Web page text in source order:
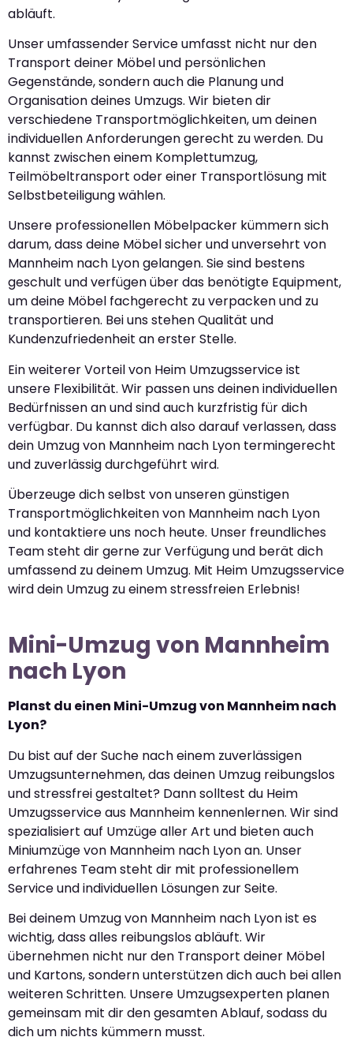
abläuft.
Unser umfassender Service umfasst nicht nur den
Transport deiner Möbel und persönlichen
Gegenstände, sondern auch die Planung und
Organisation deines Umzugs. Wir bieten dir
verschiedene Transportmöglichkeiten, um deinen
individuellen Anforderungen gerecht zu werden. Du
kannst zwischen einem Komplettumzug,
Teilmöbeltransport oder einer Transportlösung mit
Selbstbeteiligung wählen.
Unsere professionellen Möbelpacker kümmern sich
darum, dass deine Möbel sicher und unversehrt von
Mannheim nach Lyon gelangen. Sie sind bestens
geschult und verfügen über das benötigte Equipment,
um deine Möbel fachgerecht zu verpacken und zu
transportieren. Bei uns stehen Qualität und
Kundenzufriedenheit an erster Stelle.
Ein weiterer Vorteil von Heim Umzugsservice ist
unsere Flexibilität. Wir passen uns deinen individuellen
Bedürfnissen an und sind auch kurzfristig für dich
verfügbar. Du kannst dich also darauf verlassen, dass
dein Umzug von Mannheim nach Lyon termingerecht
und zuverlässig durchgeführt wird.
Überzeuge dich selbst von unseren günstigen
Transportmöglichkeiten von Mannheim nach Lyon
und kontaktiere uns noch heute. Unser freundliches
Team steht dir gerne zur Verfügung und berät dich
umfassend zu deinem Umzug. Mit Heim Umzugsservice
wird dein Umzug zu einem stressfreien Erlebnis!
Mini-Umzug von Mannheim
nach Lyon
Planst du einen Mini-Umzug von Mannheim nach
Lyon?
Du bist auf der Suche nach einem zuverlässigen
Umzugsunternehmen, das deinen Umzug reibungslos
und stressfrei gestaltet? Dann solltest du Heim
Umzugsservice aus Mannheim kennenlernen. Wir sind
spezialisiert auf Umzüge aller Art und bieten auch
Miniumzüge von Mannheim nach Lyon an. Unser
erfahrenes Team steht dir mit professionellem
Service und individuellen Lösungen zur Seite.
Bei deinem Umzug von Mannheim nach Lyon ist es
wichtig, dass alles reibungslos abläuft. Wir
übernehmen nicht nur den Transport deiner Möbel
und Kartons, sondern unterstützen dich auch bei allen
weiteren Schritten. Unsere Umzugsexperten planen
gemeinsam mit dir den gesamten Ablauf, sodass du
dich um nichts kümmern musst.